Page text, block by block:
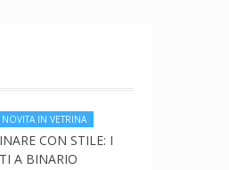
NOVITA IN VETRINA
CON STILE: I
A BINARIO